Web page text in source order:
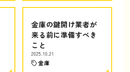
金庫の鍵開け業者が
来る前に準備すべき
こと
2025.10.21
金庫